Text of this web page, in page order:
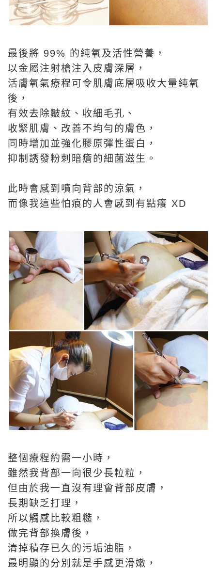
最後將 99% 的純氧及活性營養，
以金屬注射槍注入皮膚深層，
活膚氧氣療程可令肌膚底層吸收大量純氧
後，
有效去除皺紋、收細毛孔、
收緊肌膚、改善不均勻的膚色，
同時增加並強化膠原彈性蛋白，
抑制誘發粉刺暗瘡的細菌滋生。
此時會感到噴向背部的涼氣，
而像我這些怕痕的人會感到有點癢 XD
整個療程約需一小時，
雖然我背部一向很少長粒粒，
但由於我一直沒有理會背部皮膚，
長期缺乏打理，
所以觸感比較粗糙，
做完背部換膚後，
清掉積存已久的污垢油脂，
最明顯的分別就是手感更滑嫩，